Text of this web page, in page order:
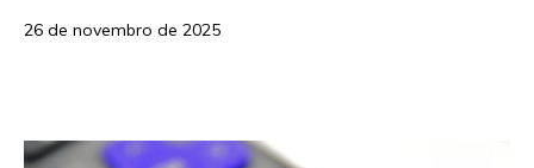
26 de novembro de 2025